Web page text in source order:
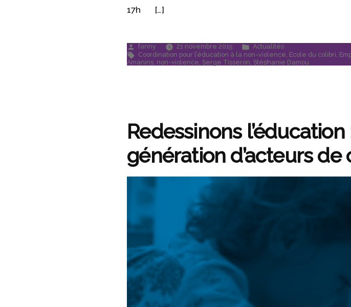
17h […]
Publié
par
fanny 21 novembre 2015
Publié
dans
Actualités
Étiquettes :
Coordination pour l’éducation à la non-violence, Ecole du colibri,
Amanins non-violence Serge Tisseron Stéphanie Damou
Redessinons
génération d’acteurs